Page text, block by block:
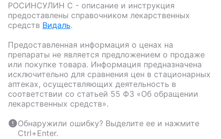
РОСИНСУЛИН С - описание и инструкция
предоставлены справочником лекарственных
средств Видаль.
Предоставленная информация о ценах на
препараты не является предложением о продаже
или покупке товара. Информация предназначена
исключительно для сравнения цен в стационарных
аптеках, осуществляющих деятельность в
соответствии со статьей 55 ФЗ «Об обращении
лекарственных средств».
Обнаружили ошибку? Выделите ее и нажмите
Ctrl+Enter.